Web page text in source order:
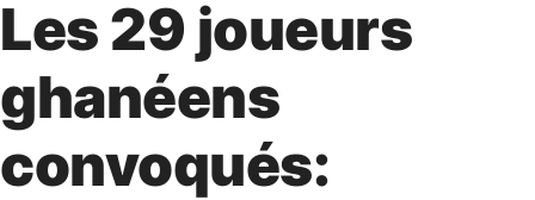
Les 29 joueurs
ghanéens
convoqués: